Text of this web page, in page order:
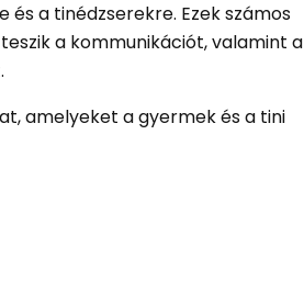
a tinédzserekre. Ezek számos
a kommunikációt, valamint a
amelyeket a gyermek és a tini